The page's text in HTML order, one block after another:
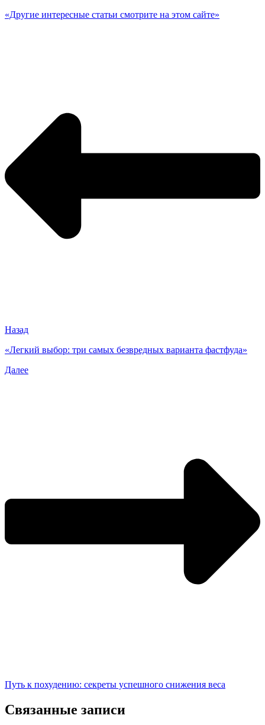
«Другие интересные статьи смотрите на этом сайте»
Назад
«Легкий выбор: три самых безвредных варианта фастфуда»
Далее
Путь к похудению: секреты успешного снижения веса
Связанные записи